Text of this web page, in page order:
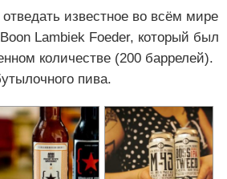
известное во всём мире
Lambiek Foeder, который был
количестве (200 баррелей).
пива.